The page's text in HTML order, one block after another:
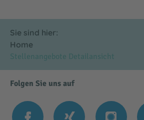
Sie sind hier:
Home
Stellenangebote Detailansicht
Folgen Sie uns auf